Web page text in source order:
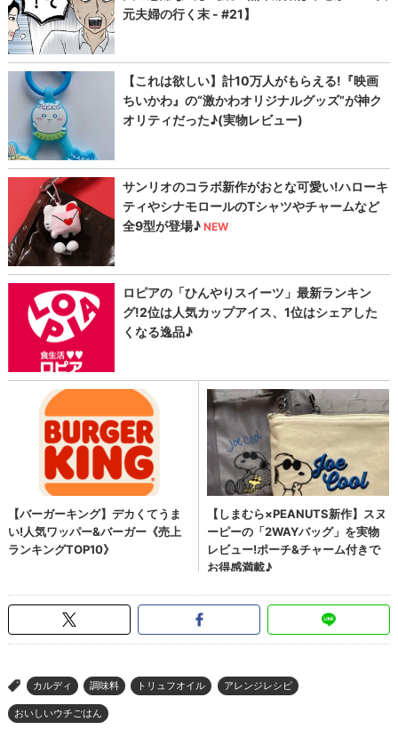
> カルディ 調味料 トリュフオイル アレンジレシピ
おいしいウチごはん